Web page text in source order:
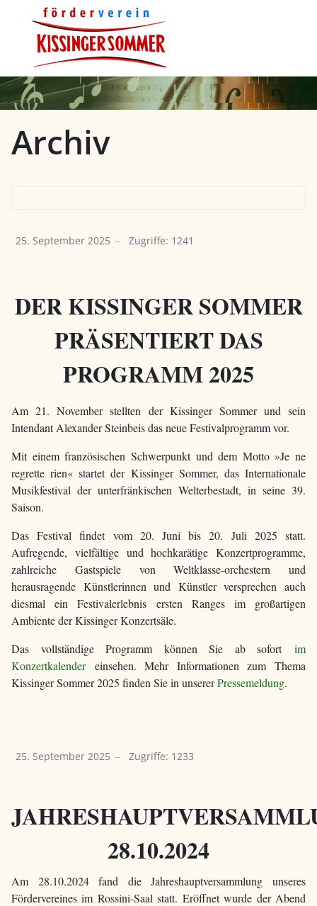
Archiv
25. September 2025 Zugriffe: 1241
DER KISSINGER SOMMER
PRÄSENTIERT DAS
PROGRAMM 2025
Am 21. November stellten der Kissinger Sommer und sein
Intendant Alexander Steinbeis das neue Festivalprogramm vor.
Mit einem französischen Schwerpunkt und dem Motto »Je ne
regrette rien« startet der Kissinger Sommer, das Internationale
Musikfestival der unterfränkischen Welterbestadt, in seine 39.
Saison.
Das Festival findet vom 20. Juni bis 20. Juli 2025 statt.
Aufregende, vielfältige und hochkarätige Konzertprogramme,
zahlreiche Gastspiele von Weltklasse-orchestern und
herausragende Künstlerinnen und Künstler versprechen auch
diesmal ein Festivalerlebnis ersten Ranges im großartigen
Ambiente der Kissinger Konzertsäle.
Das vollständige Programm können Sie ab sofort im
Konzertkalendereinsehen. Mehr Informationen zum Thema
Kissinger Sommer 2025 finden Sie in unsererPressemeldung.
25. September 2025 Zugriffe: 1233
28.10.2024
Am 28.10.2024 fand die Jahreshauptversammlung unseres
Fördervereines im Rossini-Saal statt. Eröffnet wurde der Abend